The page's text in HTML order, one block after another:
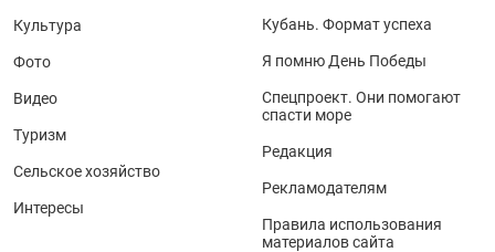
Культура
Фото
Видео
Туризм
Сельское хозяйство
Интересы
Кубань. Формат успеха
Я помню День Победы
Спецпроект. Они помогают
спасти море
Редакция
Рекламодателям
Правила использования
материалов сайта